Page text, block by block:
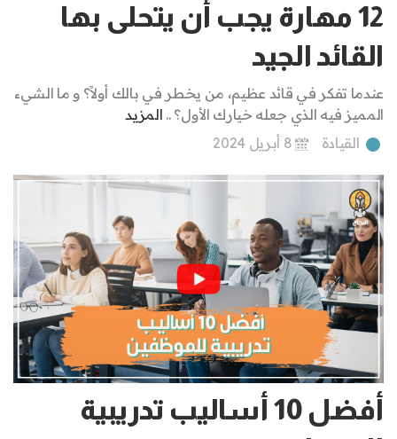
12 مهارة يجب أن يتحلى بها
القائد الجيد
عندما تفكر في قائد عظيم، من يخطر في بالك أولاً؟ و ما الشيء
المميز فيه الذي جعله خيارك الأول؟ .. المزيد
القيادة
8 أبريل 2024
أفضل 10 أساليب تدريبية